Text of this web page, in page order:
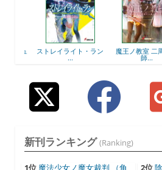
ストレイライト・ラン
...
魔王ノ教室 二周
師...
新刊ランキング (Ranking)
1位 魔法少女ノ魔女裁判 （角 2位